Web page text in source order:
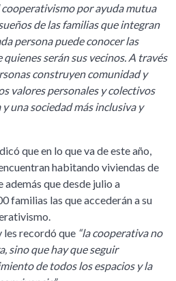
por ayuda mutua
de las familias que integran
persona puede conocer las
serán sus vecinos. A través
construyen comunidad y
valores personales y colectivos
una sociedad más inclusiva y
que en lo que va de este año,
habitando viviendas de
que desde julio a
familias las que accederán a su
recordó que “la cooperativa no
sino que hay que seguir
de todos los espacios y la